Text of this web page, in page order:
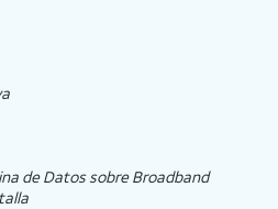
de Datos sobre Broadband